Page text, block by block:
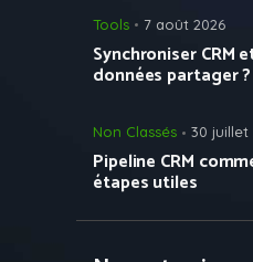
Tools 7 août 2026
Synchroniser CRM
données partager ?
Non Classés 30 juillet
Pipeline CRM
étapes utiles